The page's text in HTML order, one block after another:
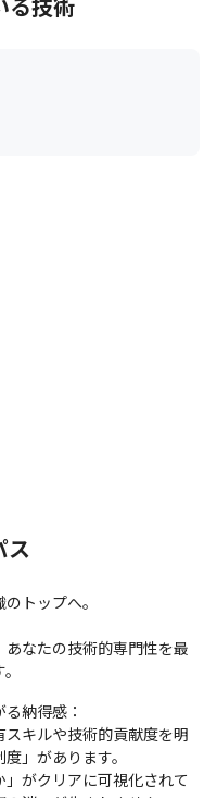
10時間40分。
す。
ス
トップへ。
なたの技術的専門性を最
納得感：
キルや技術的貢献度を明
」があります。
」がクリアに可視化されて